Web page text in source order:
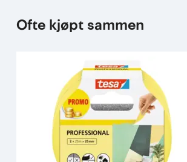
Ofte kjøpt sammen